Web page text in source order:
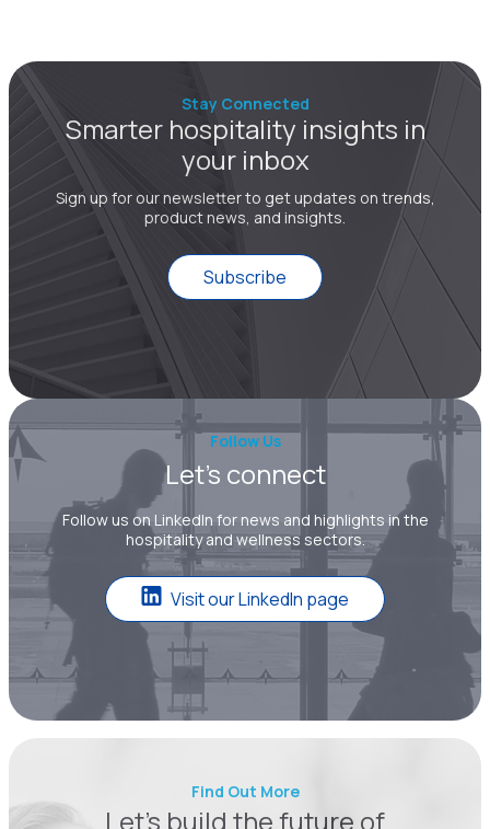
Stay Connected
Smarter hospitality insights in
your inbox
Sign up for our newsletter to get updates on trends,
product news, and insights.
Subscribe
Follow Us
Let’s connect
Follow us on LinkedIn for news and highlights in the
hospitality and wellness sectors.
Visit our LinkedIn page
Find Out More
Let’s build the future of